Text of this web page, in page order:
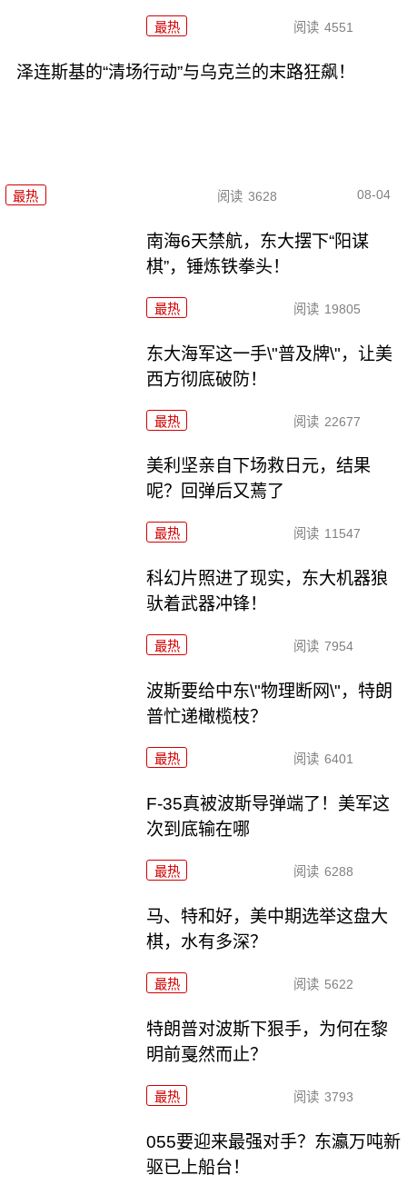
最热 阅读 4551
泽连斯基的“清场行动”与乌克兰的末路狂飙！
最热 阅读 3628 08-04
南海6天禁航，东大摆下“阳谋
棋”，锤炼铁拳头！
最热 阅读 19805
东大海军这一手\"普及牌\"，让美
西方彻底破防！
最热 阅读 22677
美利坚亲自下场救日元，结果
呢？回弹后又蔫了
最热 阅读 11547
科幻片照进了现实，东大机器狼
驮着武器冲锋！
最热 阅读 7954
波斯要给中东\"物理断网\"，特朗
普忙递橄榄枝？
最热 阅读 6401
F-35真被波斯导弹端了！美军这
次到底输在哪
最热 阅读 6288
马、特和好，美中期选举这盘大
棋，水有多深？
最热 阅读 5622
特朗普对波斯下狠手，为何在黎
明前戛然而止？
最热 阅读 3793
055要迎来最强对手？东瀛万吨新
驱已上船台！